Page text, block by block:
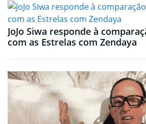
JoJo Siwa responde à
com as Estrelas com Zendaya